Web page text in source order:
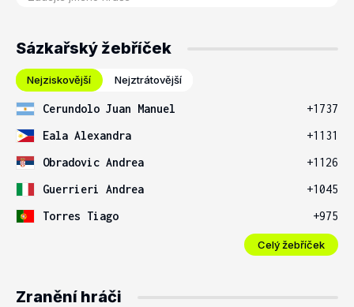
Sázkařský žebříček
Nejziskovější Nejztrátovější
Cerundolo Juan Manuel
+1737
Eala Alexandra
+1131
Obradovic Andrea
+1126
Guerrieri Andrea
+1045
Torres Tiago
+975
Celý žebříček
Zranění hráči